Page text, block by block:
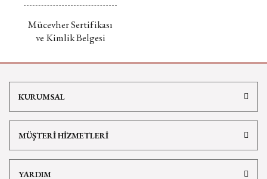
Mücevher Sertifikası
ve Kimlik Belgesi
KURUMSAL
MÜŞTERİ HİZMETLERİ
YARDIM